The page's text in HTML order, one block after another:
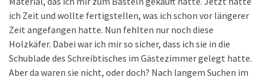
ich Zeit und wollte fertigstellen, was ich schon vor längerer
Zeit angefangen hatte. Nun fehlten nur noch diese
Holzkäfer. Dabei war ich mir so sicher, dass ich sie in die
Schublade des Schreibtisches im Gästezimmer gelegt hatte.
Aber da waren sie nicht, oder doch? Nach langem Suchen im